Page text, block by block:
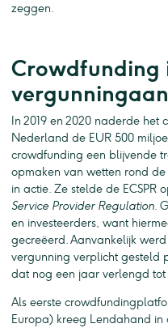
zeggen.
Crowdfunding
In 2019 en 2020 naderde
Nederland de EUR 500
crowdfunding een blijvende
opmaken van wetten rond
in actie. Ze stelde de ECSPR
Service Provider Regulation.
en investeerders, want
gecreëerd. Aanvankelijk
vergunning verplicht gesteld
dat nog een jaar verlengd tot
Als eerste
Europa) kreeg Lendahand in